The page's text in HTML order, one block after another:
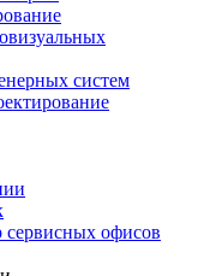
систем
сервисных офисов